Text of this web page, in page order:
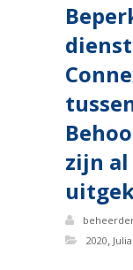
zijn al
2020,